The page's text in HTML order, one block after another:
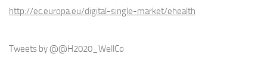
http://ec.europa.eu/digital-single-market/ehealth
Tweets by @@H2020_WellCo